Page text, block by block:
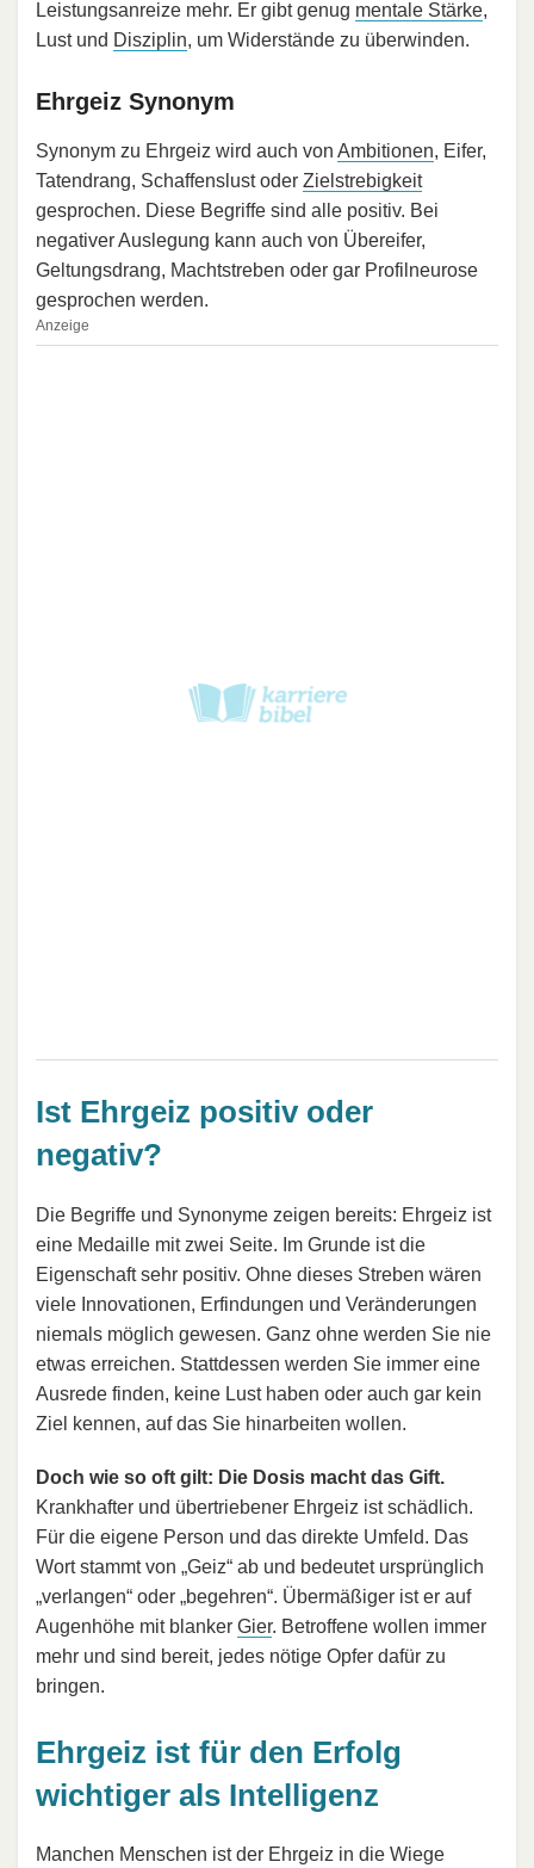
Leistungsanreize mehr. Er gibt genug mentale Stärke,
Lust und Disziplin, um Widerstände zu überwinden.
Ehrgeiz Synonym
Synonym zu Ehrgeiz wird auch von Ambitionen, Eifer,
Tatendrang, Schaffenslust oder Zielstrebigkeit
gesprochen. Diese Begriffe sind alle positiv. Bei
negativer Auslegung kann auch von Übereifer,
Geltungsdrang, Machtstreben oder gar Profilneurose
gesprochen werden.
Anzeige
Ist Ehrgeiz positiv oder
negativ?
Die Begriffe und Synonyme zeigen bereits: Ehrgeiz ist
eine Medaille mit zwei Seite. Im Grunde ist die
Eigenschaft sehr positiv. Ohne dieses Streben wären
viele Innovationen, Erfindungen und Veränderungen
niemals möglich gewesen. Ganz ohne werden Sie nie
etwas erreichen. Stattdessen werden Sie immer eine
Ausrede finden, keine Lust haben oder auch gar kein
Ziel kennen, auf das Sie hinarbeiten wollen.
Doch wie so oft gilt: Die Dosis macht das Gift.
Krankhafter und übertriebener Ehrgeiz ist schädlich.
Für die eigene Person und das direkte Umfeld. Das
Wort stammt von „Geiz“ ab und bedeutet ursprünglich
„verlangen“ oder „begehren“. Übermäßiger ist er auf
Augenhöhe mit blanker Gier. Betroffene wollen immer
mehr und sind bereit, jedes nötige Opfer dafür zu
bringen.
Ehrgeiz ist für den Erfolg
wichtiger als Intelligenz
Manchen Menschen ist der Ehrgeiz in die Wiege